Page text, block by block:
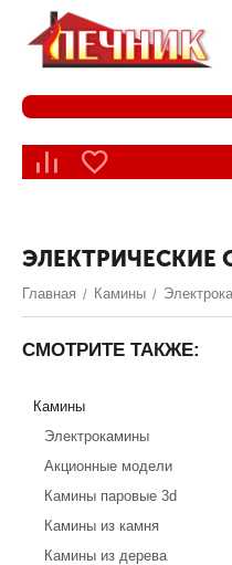
ЭЛЕКТРИЧЕСКИЕ
Главная / Камины /
СМОТРИТЕ ТАКЖЕ:
Камины
Электрокамины
Акционные модели
Камины паровые 3d
Камины из камня
Камины из дерева